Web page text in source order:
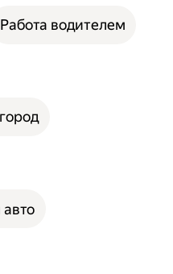
Работа водителем
авто